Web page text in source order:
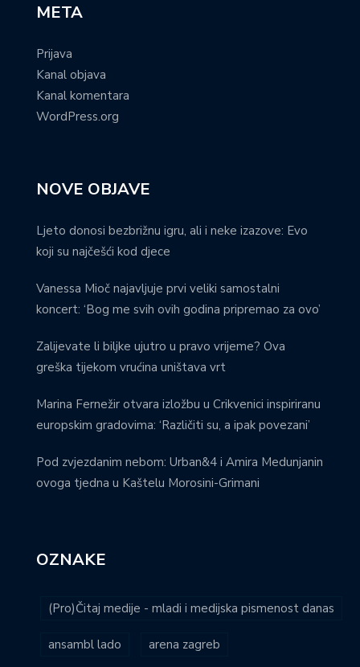
META
Prijava
Kanal objava
Kanal komentara
WordPress.org
NOVE OBJAVE
Ljeto donosi bezbrižnu igru, ali i neke izazove: Evo
koji su najčešći kod djece
Vanessa Mioč najavljuje prvi veliki samostalni
koncert: ‘Bog me svih ovih godina pripremao za ovo’
Zalijevate li biljke ujutro u pravo vrijeme? Ova
greška tijekom vrućina uništava vrt
Marina Fernežir otvara izložbu u Crikvenici inspiriranu
europskim gradovima: ‘Različiti su, a ipak povezani’
Pod zvjezdanim nebom: Urban&4 i Amira Medunjanin
ovoga tjedna u Kaštelu Morosini-Grimani
OZNAKE
(Pro)Čitaj medije - mladi i medijska pismenost danas
ansambl lado arena zagreb